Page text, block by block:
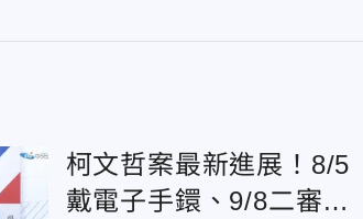
柯文哲案最新進展！8/5
戴電子手鐶、9/8二審首